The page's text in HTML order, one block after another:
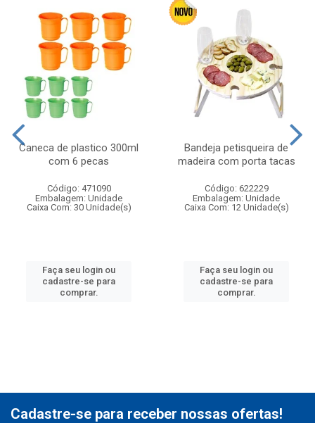
Caneca de plastico 300ml
com 6 pecas
Código: 471090
Embalagem: Unidade
Caixa Com: 30 Unidade(s)
Faça seu login ou
cadastre-se para
comprar.
Bandeja petisqueira de
madeira com porta tacas
Código: 622229
Embalagem: Unidade
Caixa Com: 12 Unidade(s)
Faça seu login ou
cadastre-se para
comprar.
Cadastre-se para receber nossas ofertas!